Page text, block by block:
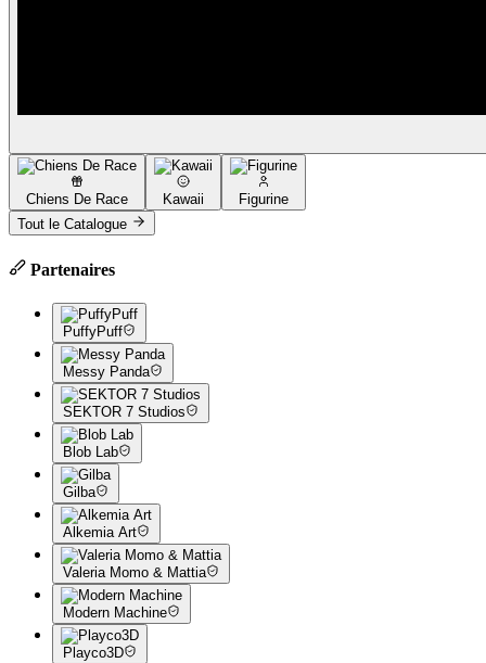
Chiens De Race Kawaii
Figurine
Tout le Catalogue
Partenaires
PuffyPuff
Messy Panda
SEKTOR 7 Studios
Blob Lab
Gilba
Alkemia Art
Valeria Momo & Mattia
Modern Machine
Playco3D